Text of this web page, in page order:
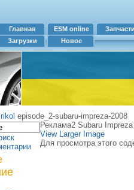
Главная ESM online
Загрузки
Новое
episode_2-subaru-impreza-2008
Реклама2 Subaru
View Larger Image
Для просмотра этого